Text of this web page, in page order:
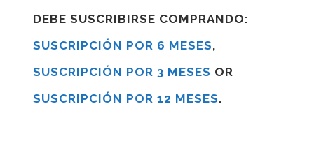
DEBE SUSCRIBIRSE COMPRANDO:
SUSCRIPCIÓN POR 6 MESES,
SUSCRIPCIÓN POR 3 MESES OR
SUSCRIPCIÓN POR 12 MESES.